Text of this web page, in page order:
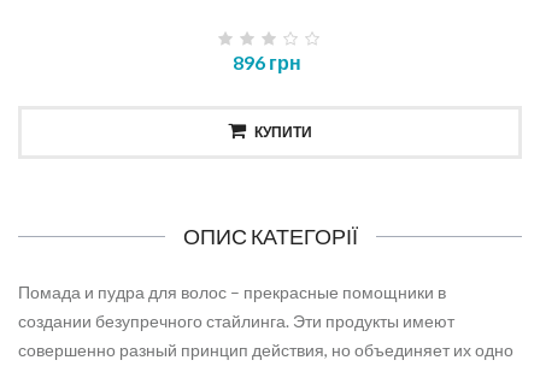
896 грн
КУПИТИ
ОПИС КАТЕГОРІЇ
Помада и пудра для волос – прекрасные помощники в
создании безупречного стайлинга. Эти продукты имеют
совершенно разный принцип действия, но объединяет их одно